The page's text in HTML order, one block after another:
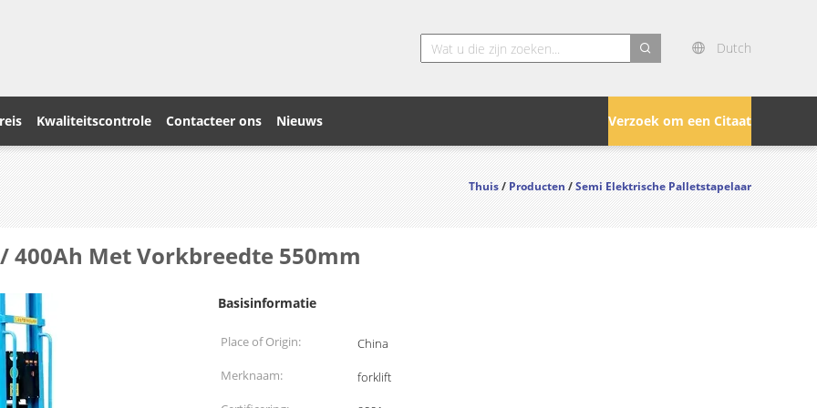
Dutch
Verzoek om een Citaat
Kwaliteitscontrole Contacteer ons Nieuws
Thuis/Producten/Semi Elektrische Palletstapelaar
400Ah Met Vorkbreedte 550mm
Basisinformatie
Place of Origin:
China
Merknaam:
forklift